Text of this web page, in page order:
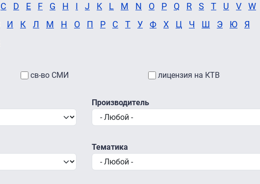
C D E F G H I J K L M N O P Q R S T U V
W
И К Л М Н О П Р С Т У Ф Х Ц Ч Ш Э Ю
Я
св-во СМИ лицензия на КТВ
Производитель
Тематика